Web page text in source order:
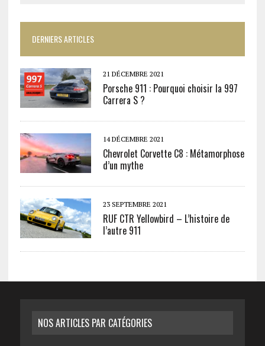
DERNIERS ARTICLES
21 DÉCEMBRE 2021
Porsche 911 : Pourquoi choisir la 997
Carrera S ?
14 DÉCEMBRE 2021
Chevrolet Corvette C8 : Métamorphose
d’un mythe
23 SEPTEMBRE 2021
RUF CTR Yellowbird – L’histoire de
l’autre 911
NOS ARTICLES PAR CATÉGORIES